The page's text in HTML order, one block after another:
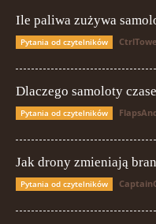
Ile paliwa zużywa
Pytania od czytelników
Dlaczego samoloty
Pytania od czytelników
Jak drony zmieniają
Pytania od czytelników